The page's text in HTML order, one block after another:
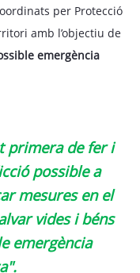
per Protecció
amb l’objectiu de
emergència
primera de fer i
possible a
mesures en el
vides i béns
emergència